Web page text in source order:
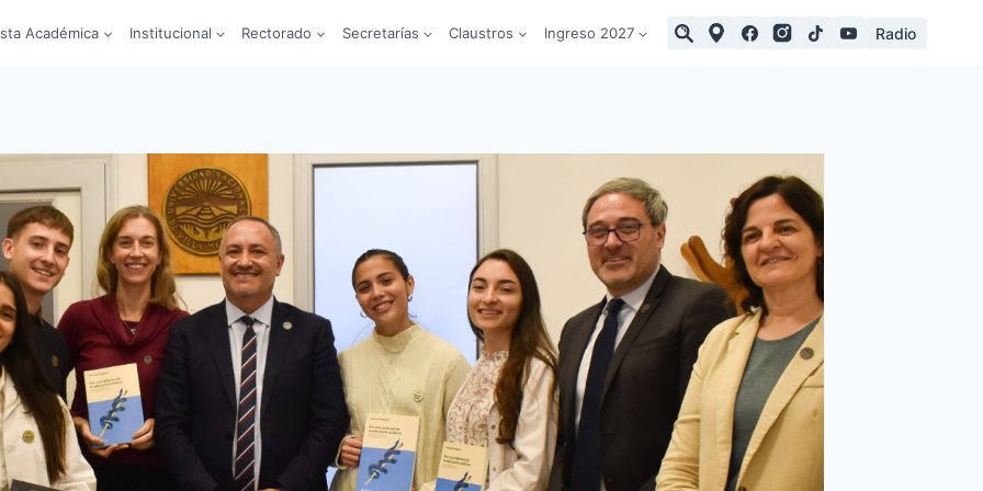
Académica Institucional Rectorado Secretarías Claustros Ingreso 2027 Radio